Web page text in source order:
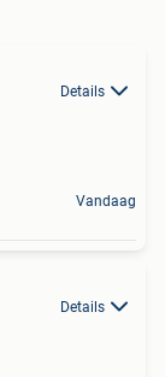
Details
Vandaag
Details